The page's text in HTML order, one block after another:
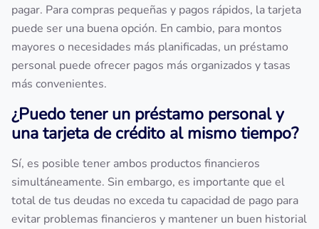
pagar. Para compras pequeñas y pagos rápidos, la tarjeta
puede ser una buena opción. En cambio, para montos
mayores o necesidades más planificadas, un préstamo
personal puede ofrecer pagos más organizados y tasas
más convenientes.
¿Puedo tener un préstamo personal y
una tarjeta de crédito al mismo tiempo?
Sí, es posible tener ambos productos financieros
simultáneamente. Sin embargo, es importante que el
total de tus deudas no exceda tu capacidad de pago para
evitar problemas financieros y mantener un buen historial